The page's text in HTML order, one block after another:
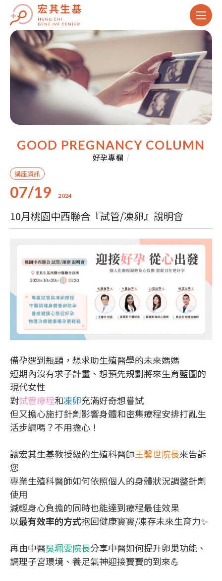
GOOD PREGNANCY COLUMN
好孕專欄 /
講座資訊
07/19 2024
10月桃園中西聯合『試管/凍卵』說明會
備孕遇到瓶頸，想求助生殖醫學的未來媽媽
短期內沒有求子計畫、想預先規劃將來生育藍圖的
現代女性
對試管療程和凍卵充滿好奇想嘗試
但又擔心施打針劑影響身體和密集療程安排打亂生
活步調嗎？不用擔心！
讓宏其生基教授級的生殖科醫師王馨世院長來告訴
您
專業生殖科醫師如何依照個人的身體狀況調整針劑
使用
減輕身心負擔的同時也能達到療程最佳效果
以最有效率的方式抱回健康寶寶/凍存未來生育力✨
再由中醫吳珮雯院長分享中醫如何提升卵巢功能、
調理子宮環境、養足氣神迎接寶寶的到來💪